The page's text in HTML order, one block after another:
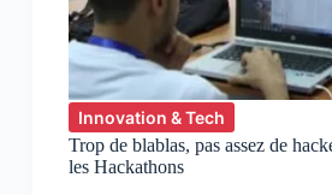
Innovation & Tech
Trop de blablas, pas assez de
les Hackathons